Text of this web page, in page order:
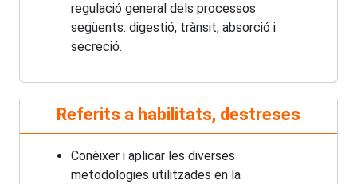
regulació general dels processos
següents: digestió, trànsit, absorció i
secreció.
Referits a habilitats, destreses
Conèixer i aplicar les diverses
metodologies utilitzades en la